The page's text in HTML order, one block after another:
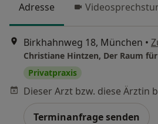
Adresse
Birkhahnweg 18, München •
Christiane Hintzen, Der Raum
Privatpraxis
Terminanfrage senden